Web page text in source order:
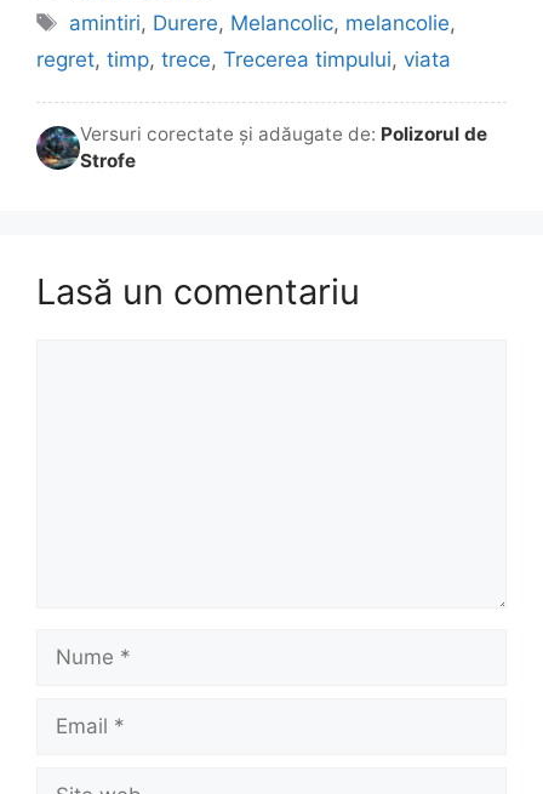
Etichete
amintiri, Durere, Melancolic, melancolie,
regret, timp, trece, Trecerea timpului, viata
Versuri corectate și adăugate de: Polizorul de
Strofe
Lasă un comentariu
Nume
Email
Site